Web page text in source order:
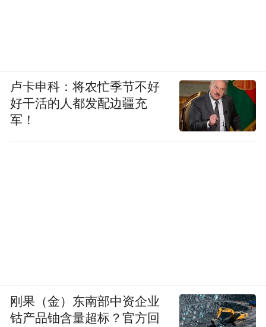
卢卡申科：将农忙季节不好
好干活的人都发配边疆充
军！
刚果（金）东南部中资企业
钴产品铀含量超标？官方回